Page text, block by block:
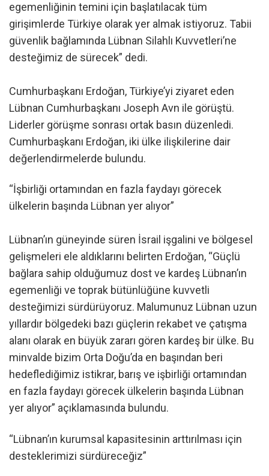
egemenliğinin temini için başlatılacak tüm
girişimlerde Türkiye olarak yer almak istiyoruz. Tabii
güvenlik bağlamında Lübnan Silahlı Kuvvetleri’ne
desteğimiz de sürecek” dedi.
Cumhurbaşkanı Erdoğan, Türkiye’yi ziyaret eden
Lübnan Cumhurbaşkanı Joseph Avn ile görüştü.
Liderler görüşme sonrası ortak basın düzenledi.
Cumhurbaşkanı Erdoğan, iki ülke ilişkilerine dair
değerlendirmelerde bulundu.
“İşbirliği ortamından en fazla faydayı görecek
ülkelerin başında Lübnan yer alıyor”
Lübnan’ın güneyinde süren İsrail işgalini ve bölgesel
gelişmeleri ele aldıklarını belirten Erdoğan, “Güçlü
bağlara sahip olduğumuz dost ve kardeş Lübnan’ın
egemenliği ve toprak bütünlüğüne kuvvetli
desteğimizi sürdürüyoruz. Malumunuz Lübnan uzun
yıllardır bölgedeki bazı güçlerin rekabet ve çatışma
alanı olarak en büyük zararı gören kardeş bir ülke. Bu
minvalde bizim Orta Doğu’da en başından beri
hedeflediğimiz istikrar, barış ve işbirliği ortamından
en fazla faydayı görecek ülkelerin başında Lübnan
yer alıyor” açıklamasında bulundu.
“Lübnan’ın kurumsal kapasitesinin arttırılması için
desteklerimizi sürdüreceğiz”